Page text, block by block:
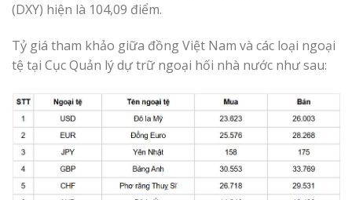
(DXY) hiện là 104,09 điểm.
Tỷ giá tham khảo giữa đồng Việt Nam và các loại ngoại
tệ tại Cục Quản lý dự trữ ngoại hối nhà nước như sau: